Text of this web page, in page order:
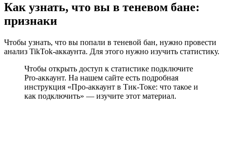
Как узнать, что вы в теневом бане:
признаки
Чтобы узнать, что вы попали в теневой бан, нужно провести
анализ TikTok-аккаунта. Для этого нужно изучить статистику.
Чтобы открыть доступ к статистике подключите
Pro-аккаунт. На нашем сайте есть подробная
инструкция «Про-аккаунт в Тик-Токе: что такое и
как подключить» — изучите этот материал.